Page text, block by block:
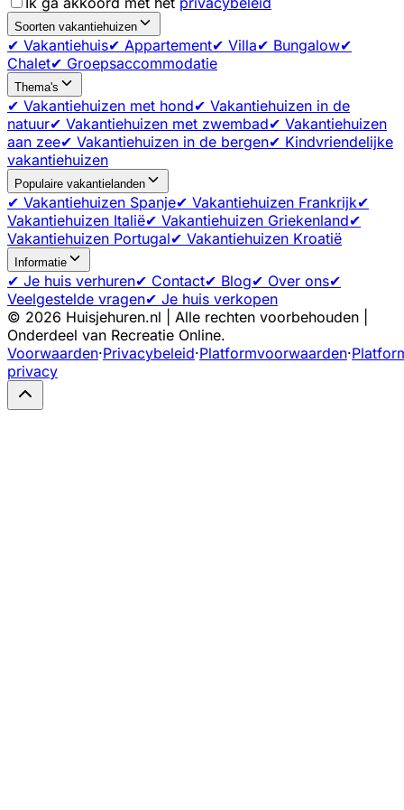
Soorten vakantiehuizen
✔ Vakantiehuis✔ Appartement✔ Villa✔ Bungalow✔
Chalet✔ Groepsaccommodatie
Thema's
✔ Vakantiehuizen met hond✔ Vakantiehuizen in de
natuur✔ Vakantiehuizen met zwembad✔ Vakantiehuizen
aan zee✔ Vakantiehuizen in de bergen✔ Kindvriendelijke
vakantiehuizen
Populaire vakantielanden
✔ Vakantiehuizen Spanje✔ Vakantiehuizen Frankrijk✔
Vakantiehuizen Italië✔ Vakantiehuizen Griekenland✔
Vakantiehuizen Portugal✔ Vakantiehuizen Kroatië
Informatie
✔ Je huis verhuren✔ Contact✔ Blog✔ Over ons✔
Veelgestelde vragen✔ Je huis verkopen
© 2026 Huisjehuren.nl | Alle rechten voorbehouden |
Onderdeel van Recreatie Online.
Voorwaarden·Privacybeleid·Platformvoorwaarden·
privacy